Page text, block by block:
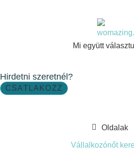
Mi együtt
Hirdetni szeretnél?
CSATLAKOZZ
Oldalak
Vállalkozónőt